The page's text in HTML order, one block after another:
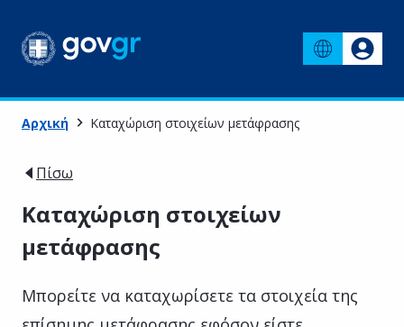
Αρχική Καταχώριση στοιχείων μετάφρασης
Πίσω
Καταχώριση στοιχείων
μετάφρασης
Μπορείτε να καταχωρίσετε τα στοιχεία της